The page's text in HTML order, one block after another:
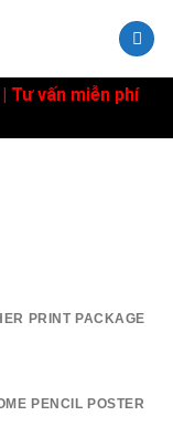
| Tư vấn miễn phí
PRINT PACKAGE
PENCIL POSTER